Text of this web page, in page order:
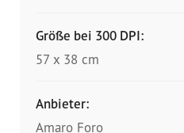
Größe bei 300 DPI:
57 x 38 cm
Anbieter:
Amaro Foro